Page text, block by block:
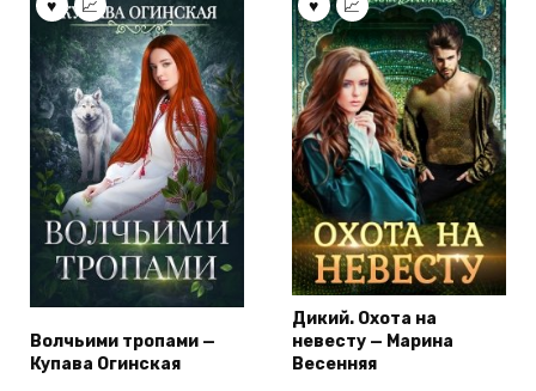
Волчьими тропами —
Купава Огинская
Дикий. Охота на
невесту — Марина
Весенняя